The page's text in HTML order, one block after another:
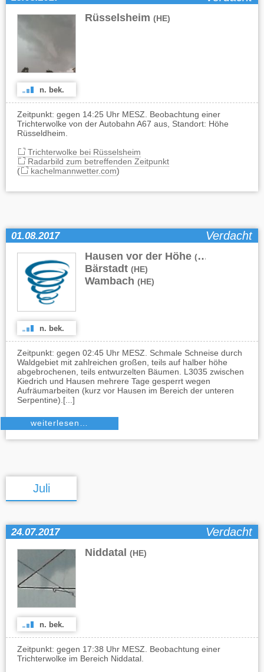
Rüsselsheim (HE)
n. bek.
Zeitpunkt: gegen 14:25 Uhr MESZ. Beobachtung einer
Trichterwolke von der Autobahn A67 aus, Standort: Höhe
Rüsseldheim.
Trichterwolke bei Rüsselsheim
Radarbild zum betreffenden Zeitpunkt
(
kachelmannwetter.com)
01.08.2017 Verdacht
Hausen vor der Höhe (HE)
Bärstadt (HE)
Wambach (HE)
n. bek.
Zeitpunkt: gegen 02:45 Uhr MESZ. Schmale Schneise durch
Waldgebiet mit zahlreichen großen, teils auf halber höhe
abgebrochenen, teils entwurzelten Bäumen. L3035 zwischen
Kiedrich und Hausen mehrere Tage gesperrt wegen
Aufräumarbeiten (kurz vor Hausen im Bereich der unteren
Serpentine).[...]
weiterlesen…
Juli
24.07.2017 Verdacht
Niddatal (HE)
n. bek.
Zeitpunkt: gegen 17:38 Uhr MESZ. Beobachtung einer
Trichterwolke im Bereich Niddatal.